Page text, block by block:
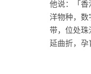
他说：「香
洋物种，
带，位处珠
延曲折，孕